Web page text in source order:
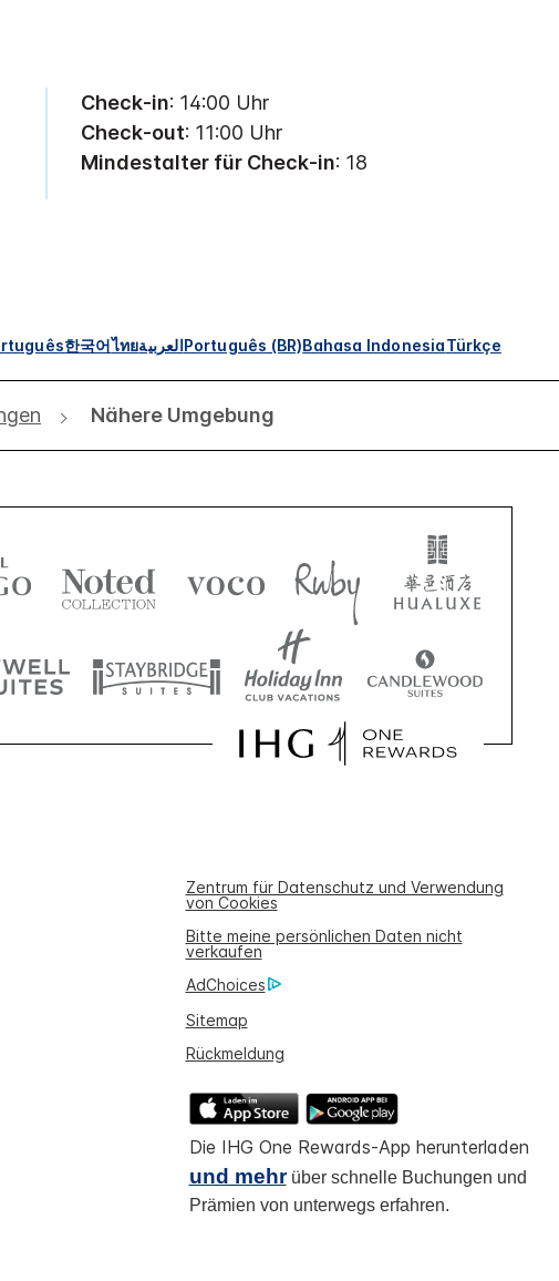
Check-in: 14:00 Uhr
Check-out: 11:00 Uhr
Mindestalter für Check-in: 18
한국어ไทยالعربيةPortuguês (BR)Bahasa IndonesiaTürkçe
Nähere Umgebung
Zentrum für Datenschutz und Verwendung
von Cookies
Bitte meine persönlichen Daten nicht
verkaufen
AdChoices
Sitemap
Rückmeldung
Die IHG One Rewards-App herunterladen
und mehrüber schnelle Buchungen und
Prämien von unterwegs erfahren.